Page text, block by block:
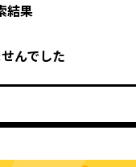
結果
んでした